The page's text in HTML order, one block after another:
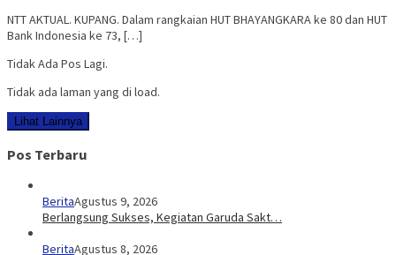
NTT AKTUAL. KUPANG. Dalam rangkaian HUT BHAYANGKARA ke 80 dan HUT
Bank Indonesia ke 73, […]
Tidak Ada Pos Lagi.
Tidak ada laman yang di load.
Lihat Lainnya
Pos Terbaru
BeritaAgustus 9, 2026
Berlangsung Sukses, Kegiatan Garuda Sakt…
BeritaAgustus 8, 2026